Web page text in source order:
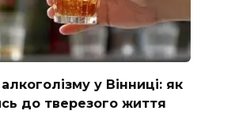
у Вінниці: як
до тверезого життя